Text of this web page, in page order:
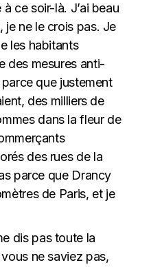
ce soir-là. J’ai beau
je ne le crois pas. Je
les habitants
des mesures anti-
que justement
des milliers de
dans la fleur de
des rues de la
parce que Drancy
de Paris, et je
dis pas toute la
ne saviez pas,